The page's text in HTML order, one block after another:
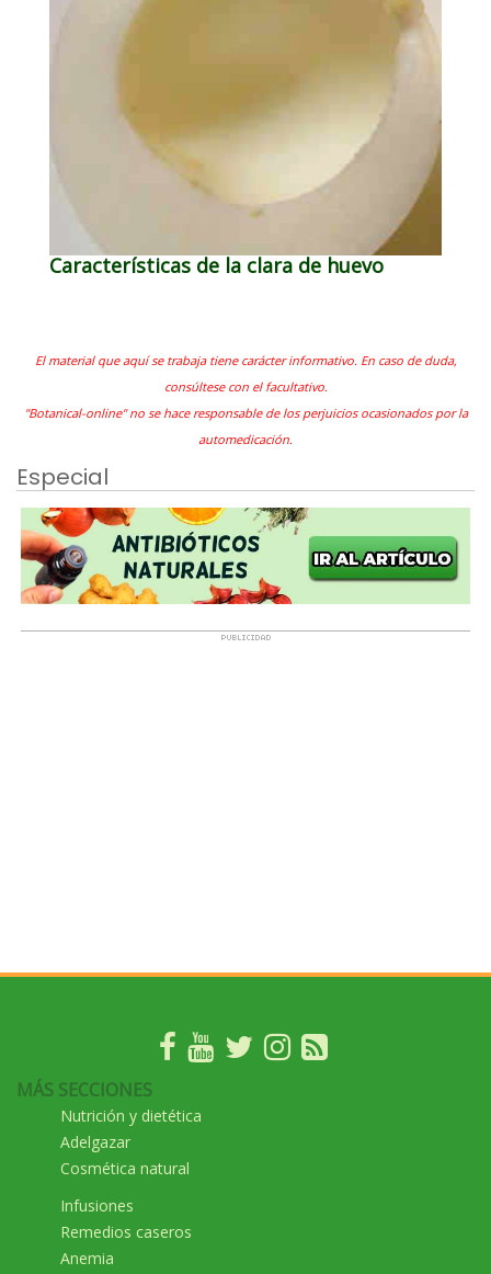
Características de la clara de huevo
El material que aquí se trabaja tiene carácter informativo. En caso de duda,
consúltese con el facultativo.
"Botanical-online" no se hace responsable de los perjuicios ocasionados por la
automedicación.
Especial
MÁS SECCIONES
Nutrición y dietética
Adelgazar
Cosmética natural
Infusiones
Remedios caseros
Anemia